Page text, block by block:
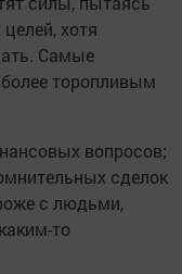
хотя
Самые
торопливым
вопросов;
сделок
с людьми,
то